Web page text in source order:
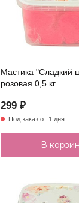
Мастика "Сладкий
розовая 0,5 кг
299 ₽
Под заказ от 1 дня
В